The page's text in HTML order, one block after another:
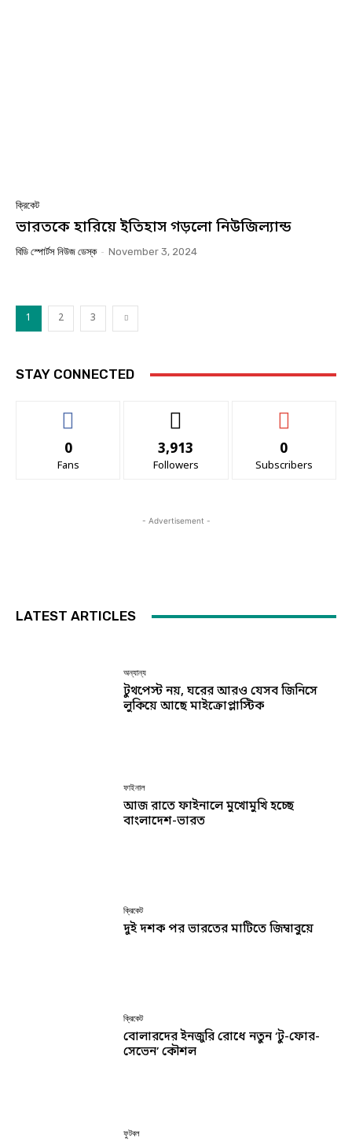
ক্রিকেট
ভারতকে হারিয়ে ইতিহাস গড়লো নিউজিল্যান্ড
বিডি স্পোর্টস নিউজ ডেস্ক - November 3, 2024
1 2 3
STAY CONNECTED
0
Fans
3,913
Followers
0
Subscribers
- Advertisement -
LATEST ARTICLES
অন্যান্য
টুথপেস্ট নয়, ঘরের আরও যেসব জিনিসে
লুকিয়ে আছে মাইক্রোপ্লাস্টিক
ফাইনাল
আজ রাতে ফাইনালে মুখোমুখি হচ্ছে
বাংলাদেশ-ভারত
ক্রিকেট
দুই দশক পর ভারতের মাটিতে জিম্বাবুয়ে
ক্রিকেট
বোলারদের ইনজুরি রোধে নতুন ‘টু-ফোর-
সেভেন’ কৌশল
ফুটবল